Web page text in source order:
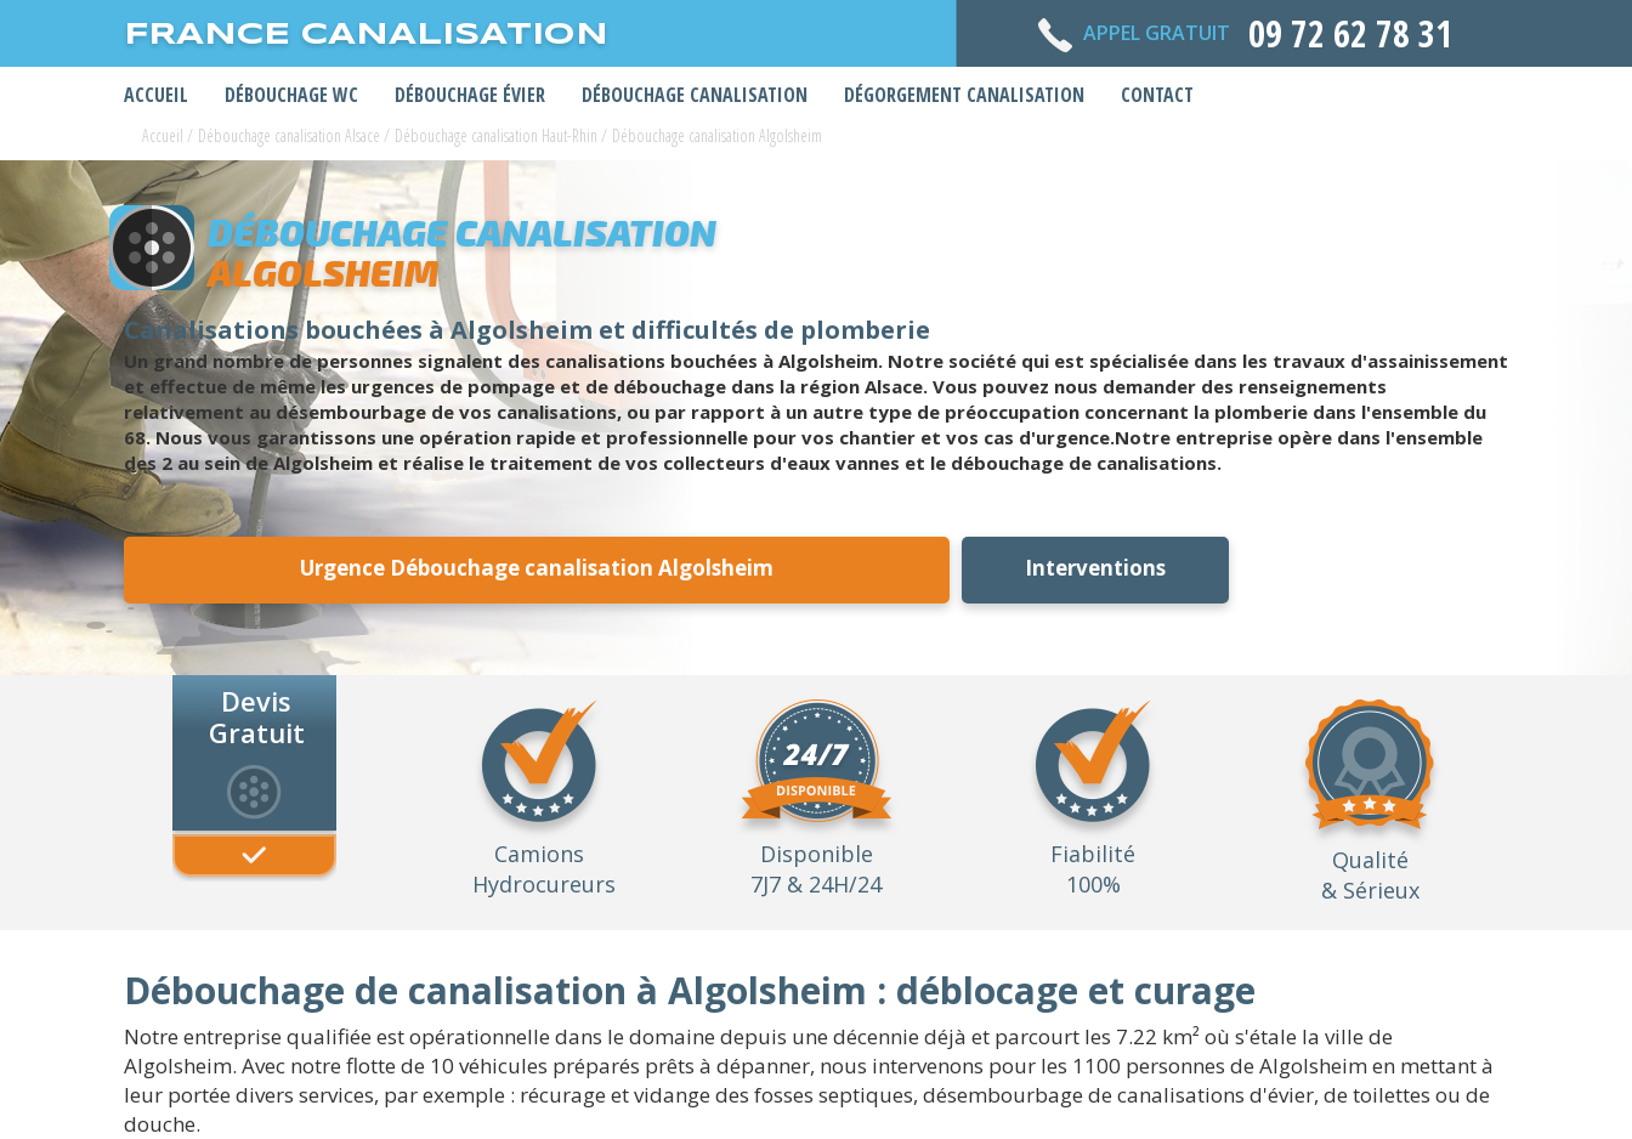
FRANCE CANALISATION APPEL GRATUIT 09 72 62 78 31
ACCUEIL DÉBOUCHAGE WC DÉBOUCHAGE ÉVIER DÉBOUCHAGE CANALISATION DÉGORGEMENT CANALISATION CONTACT
Accueil / Débouchage canalisation Alsace / Débouchage canalisation Haut-Rhin / Débouchage canalisation Algolsheim
DÉBOUCHAGE CANALISATION
ALGOLSHEIM
Canalisations bouchées à Algolsheim et difficultés de plomberie
Un grand nombre de personnes signalent des canalisations bouchées à Algolsheim. Notre société qui est spécialisée dans les travaux d'assainissement
et effectue de même les urgences de pompage et de débouchage dans la région Alsace. Vous pouvez nous demander des renseignements
relativement au désembourbage de vos canalisations, ou par rapport à un autre type de préoccupation concernant la plomberie dans l'ensemble du
68. Nous vous garantissons une opération rapide et professionnelle pour vos chantier et vos cas d'urgence.Notre entreprise opère dans l'ensemble
des 2 au sein de Algolsheim et réalise le traitement de vos collecteurs d'eaux vannes et le débouchage de canalisations.
Urgence Débouchage canalisation Algolsheim Interventions
Devis
Gratuit
Camions
Hydrocureurs
Disponible
7J7 & 24H/24
Fiabilité
100%
Qualité
& Sérieux
Débouchage de canalisation à Algolsheim : déblocage et curage
Notre entreprise qualifiée est opérationnelle dans le domaine depuis une décennie déjà et parcourt les 7.22 km² où s'étale la ville de
Algolsheim. Avec notre flotte de 10 véhicules préparés prêts à dépanner, nous intervenons pour les 1100 personnes de Algolsheim en mettant à
leur portée divers services, par exemple : récurage et vidange des fosses septiques, désembourbage de canalisations d'évier, de toilettes ou de
douche.